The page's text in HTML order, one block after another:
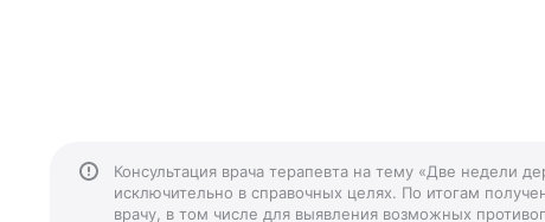
Консультация врача терапевта на тему «Две недели
исключительно в справочных целях. По итогам
врачу, в том числе для выявления возможных